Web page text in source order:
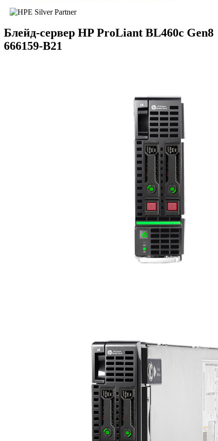
Блейд-сервер HP ProLiant BL460c Gen8
666159-B21